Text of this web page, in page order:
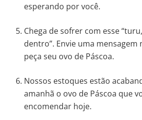
esperando por você.
Chega de sofrer com esse
dentro”. Envie uma mensagem
peça seu ovo de Páscoa.
Nossos estoques estão
amanhã o ovo de Páscoa que
encomendar hoje.